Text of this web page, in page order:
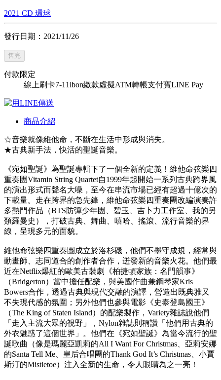
2021 CD 環球
發行日期：2021/11/26
售完
付款限定
線上刷卡7-11ibon繳款虛擬ATM轉帳支付寶LINE Pay
商品介紹
☆音樂就像維他命，不斷在生活中形成與消失。
★古典新手法，快活的聖誕音樂。
《宛如聖誕》為聖誕專輯下了一個全新的定義！維他命弦樂四
重奏團Vitamin String Quartet自1999年起開始一系列古典跨界風
的演出形式而聲名大噪，至今在串流市場已經有超過十億次的
下載量。走在跨界的急先鋒，維他命弦樂四重奏團改編演奏許
多熱門作品（BTS防彈少年團、碧玉、吉卜力工作室、我的另
類羅曼史），打破古典、舞曲、嘻哈、搖滾、流行音樂的界
線，呈現多元的面貌。
維他命弦樂四重奏團成立於洛杉磯，他們不墨守成規，經常與
動畫師、志同道合的創作者合作，迸發新的音樂火花。他們最
近在Netflix爆紅的歐美古裝劇《柏捷頓家族：名門韻事》
（Bridgerton）當中擔任配樂，與美國作曲兼鋼琴家Kris
Bowers合作，透過古典與現代交融的演譯，營造出既典雅又
不失現代感的氛圍；另外他們也參與電影《史泰登島國王》
（The King of Staten Island）的配樂製作，Variety雜誌說他們
「走入主流大眾的視野」，Nylon雜誌則稱讚「他們用古典的
外衣魅惑了這個世界」。他們在《宛如聖誕》為當今流行的聖
誕歌曲（像是瑪麗亞凱莉的All I Want For Christmas、亞莉安娜
的Santa Tell Me、皇后合唱團的Thank God It’s Christmas、小賈
斯汀的Mistletoe）注入全新的生命，令人眼睛為之一亮！